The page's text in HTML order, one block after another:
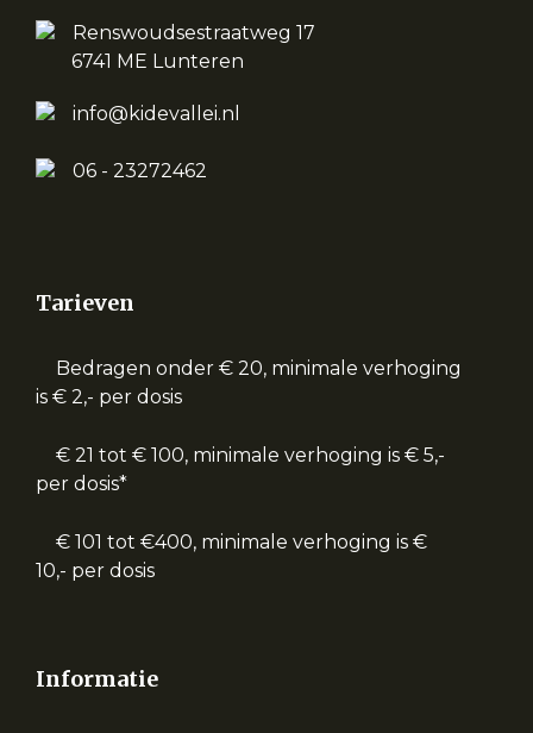
Renswoudsestraatweg 17
6741 ME Lunteren
info@kidevallei.nl
06 - 23272462
Tarieven
Bedragen onder € 20, minimale verhoging
is € 2,- per dosis
€ 21 tot € 100, minimale verhoging is € 5,-
per dosis*
€ 101 tot €400, minimale verhoging is €
10,- per dosis
Informatie